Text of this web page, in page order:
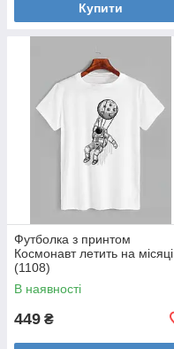
Купити
Футболка з принтом
Космонавт летить на місяці
(1108)
В наявності
449 ₴